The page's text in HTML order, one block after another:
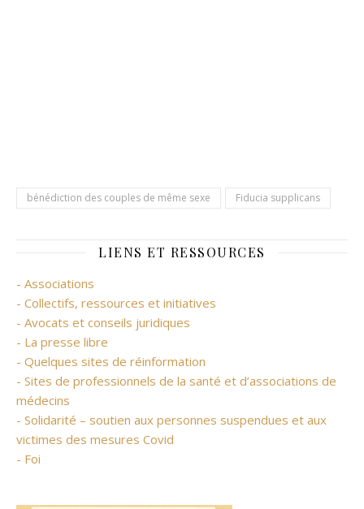
bénédiction des couples de même sexe Fiducia supplicans
LIENS ET RESSOURCES
- Associations
- Collectifs, ressources et initiatives
- Avocats et conseils juridiques
- La presse libre
- Quelques sites de réinformation
- Sites de professionnels de la santé et d’associations de
médecins
- Solidarité – soutien aux personnes suspendues et aux
victimes des mesures Covid
- Foi